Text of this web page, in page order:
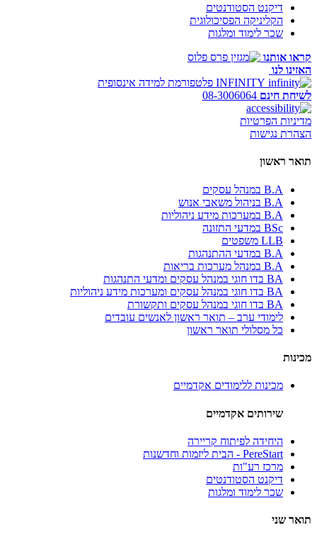
דיקנט הסטודנטים
הקליניקה הפסיכולוגית
שכר לימוד ומלגות
קראו אותנו
האזינו לנו
INFINITY פלטפורמת למידה אינסופית
לשיחת חינם 08-3006064
מדיניות הפרטיות
הצהרת נגישות
תואר ראשון
B.A במנהל עסקים
B.A בניהול משאבי אנוש
B.A במערכות מידע ניהוליות
BSc במדעי התזונה
LLB משפטים
B.A במדעי ההתנהגות
B.A במנהל מערכות בריאות
BA בדו חוגי במנהל עסקים ומדעי התנהגות
BA בדו חוגי במנהל עסקים ומערכות מידע ניהוליות
BA בדו חוגי במנהל עסקים ותקשורת
לימודי ערב – תואר ראשון לאנשים עובדים
כל מסלולי תואר ראשון
מכינות
מכינות ללימודים אקדמיים
שירותים אקדמיים
היחידה לפיתוח קריירה
PereStart - הבית ליזמות וחדשנות
מרכז רע"ות
דיקנט הסטודנטים
שכר לימוד ומלגות
תואר שני